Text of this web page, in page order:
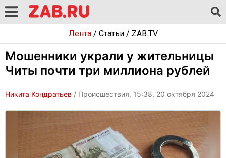
Лента/ Статьи/ ZAB.TV
Мошенники украли у жительницы
Читы почти три миллиона рублей
Никита Кондратьев / Происшествия, 15:38, 20 октября 2024